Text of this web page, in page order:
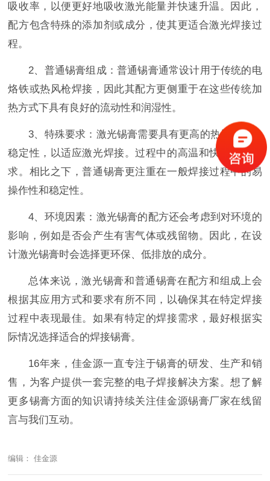
吸收率，以便更好地吸收激光能量并快速升温。因此，
配方包含特殊的添加剂或成分，使其更适合激光焊接过
程。
2、普通锡膏组成：普通锡膏通常设计用于传统的电
烙铁或热风枪焊接，因此其配方更侧重于在这些传统加
热方式下具有良好的流动性和润湿性。
3、特殊要求：激光锡膏需要具有更高的热导率和热
稳定性，以适应激光焊接。过程中的高温和快速加热要
求。相比之下，普通锡膏更注重在一般焊接过程中的易
操作性和稳定性。
4、环境因素：激光锡膏的配方还会考虑到对环境的
影响，例如是否会产生有害气体或残留物。因此，在设
计激光锡膏时会选择更环保、低排放的成分。
总体来说，激光锡膏和普通锡膏在配方和组成上会
根据其应用方式和要求有所不同，以确保其在特定焊接
过程中表现最佳。如果有特定的焊接需求，最好根据实
际情况选择适合的焊接锡膏。
16年来，佳金源一直专注于锡膏的研发、生产和销
售，为客户提供一套完整的电子焊接解决方案。想了解
更多锡膏方面的知识请持续关注佳金源锡膏厂家在线留
言与我们互动。
编辑： 佳金源